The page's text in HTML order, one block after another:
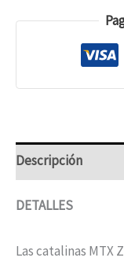
Descripción
DETALLES
Las catalinas MTX